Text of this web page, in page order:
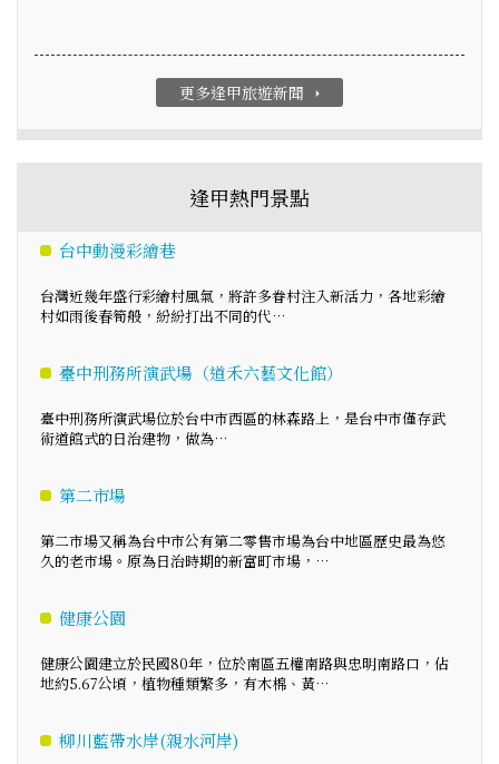
更多逢甲旅遊新聞 arrow_right
逢甲熱門景點
台中動漫彩繪巷
台灣近幾年盛行彩繪村風氣，將許多眷村注入新活力，各地彩繪
村如雨後春筍般，紛紛打出不同的代…
臺中刑務所演武場（道禾六藝文化館）
臺中刑務所演武場位於台中市西區的林森路上，是台中市僅存武
術道館式的日治建物，做為…
第二市場
第二市場又稱為台中市公有第二零售市場為台中地區歷史最為悠
久的老市場。原為日治時期的新富町市場，…
健康公園
健康公園建立於民國80年，位於南區五權南路與忠明南路口，佔
地約5.67公頃，植物種類繁多，有木棉、黃…
柳川藍帶水岸(親水河岸)